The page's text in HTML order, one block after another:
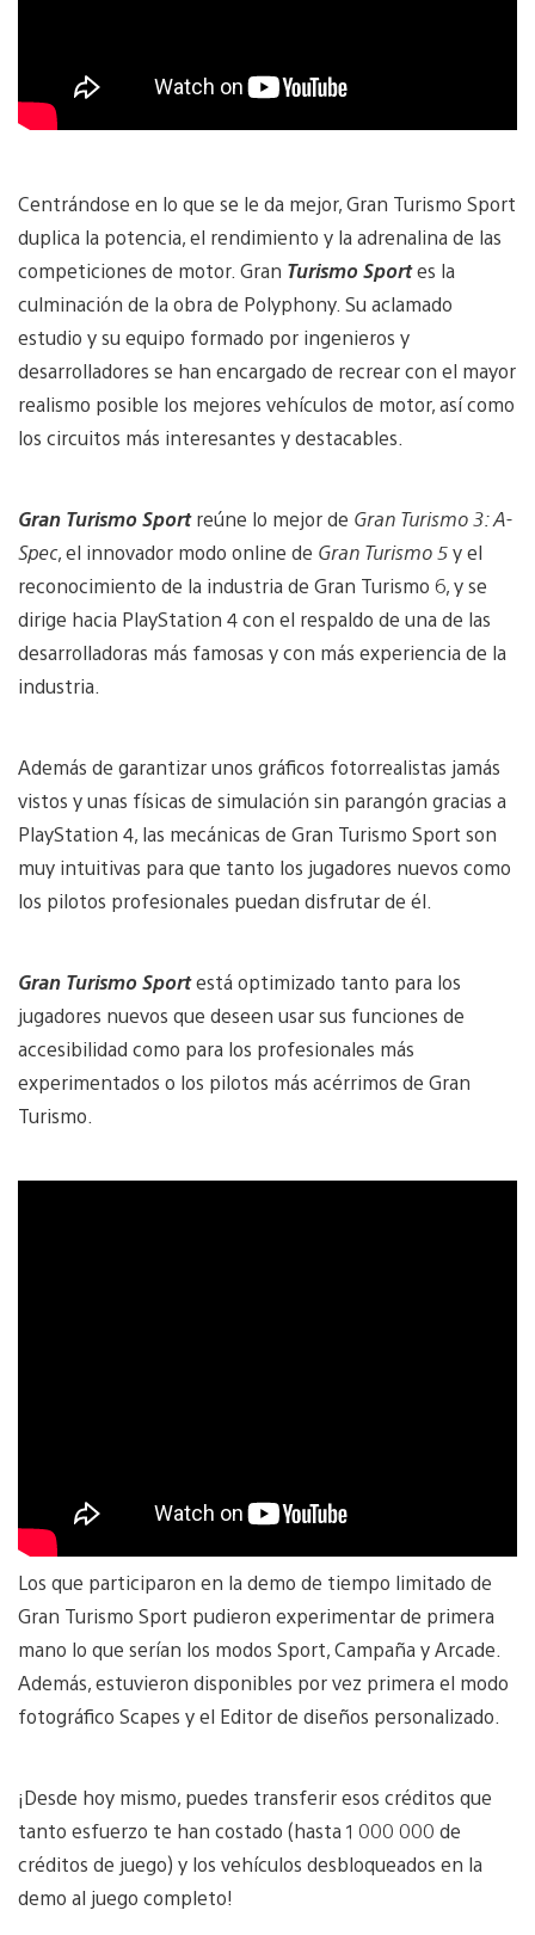
Centrándose en lo que se le da mejor, Gran Turismo Sport
duplica la potencia, el rendimiento y la adrenalina de las
competiciones de motor. Gran Turismo Sportes la
culminación de la obra de Polyphony. Su aclamado
estudio y su equipo formado por ingenieros y
desarrolladores se han encargado de recrear con el mayor
realismo posible los mejores vehículos de motor, así como
los circuitos más interesantes y destacables.
Gran Turismo Sport reúne lo mejor de Gran Turismo 3: A-
Spec, el innovador modo online de Gran Turismo 5y el
reconocimiento de la industria de Gran Turismo 6, y se
dirige hacia PlayStation 4 con el respaldo de una de las
desarrolladoras más famosas y con más experiencia de la
industria.
Además de garantizar unos gráficos fotorrealistas jamás
vistos y unas físicas de simulación sin parangón gracias a
PlayStation 4, las mecánicas de Gran Turismo Sport son
muy intuitivas para que tanto los jugadores nuevos como
los pilotos profesionales puedan disfrutar de él.
Gran Turismo Sportestá optimizado tanto para los
jugadores nuevos que deseen usar sus funciones de
accesibilidad como para los profesionales más
experimentados o los pilotos más acérrimos de Gran
Turismo.
Los que participaron en la demo de tiempo limitado de
Gran Turismo Sport pudieron experimentar de primera
mano lo que serían los modos Sport, Campaña y Arcade.
Además, estuvieron disponibles por vez primera el modo
fotográfico Scapes y el Editor de diseños personalizado.
¡Desde hoy mismo, puedes transferir esos créditos que
tanto esfuerzo te han costado (hasta 1 000 000 de
créditos de juego) y los vehículos desbloqueados en la
demo al juego completo!